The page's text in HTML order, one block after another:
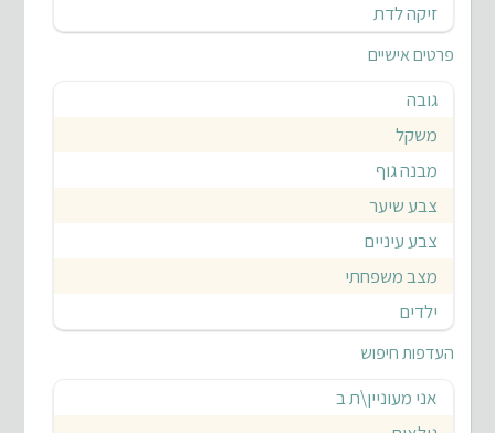
זיקה לדת
פרטים אישיים
גובה
משקל
מבנה גוף
צבע שיער
צבע עיניים
מצב משפחתי
ילדים
העדפות חיפוש
אני מעוניין\ת ב